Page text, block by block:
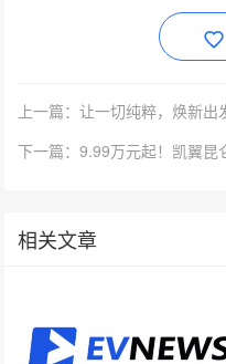
下一篇：9.99万元起！凯翼昆
相关文章